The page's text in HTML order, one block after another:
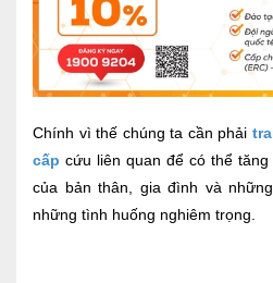
Chính vì thế chúng ta cần phải
cấp cứu liên quan để có thể
của bản thân, gia đình và
những tình huống nghiêm trọng.